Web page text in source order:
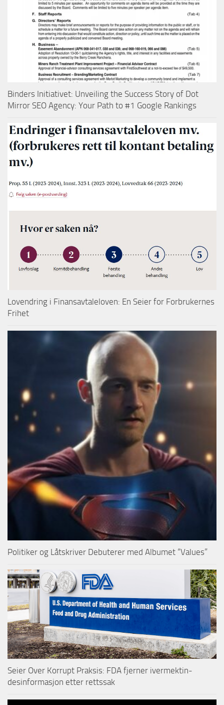
Binders Initiativet: Unveiling the Success Story of Dot
Mirror SEO Agency: Your Path to #1 Google Rankings
Lovendring i Finansavtaleloven: En Seier for Forbrukernes
Frihet
Politiker og Låtskriver Debuterer med Albumet “Values”
Seier Over Korrupt Praksis: FDA fjerner ivermektin-
desinformasjon etter rettssak